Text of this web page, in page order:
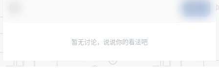
暂无讨论，说说你的看法吧